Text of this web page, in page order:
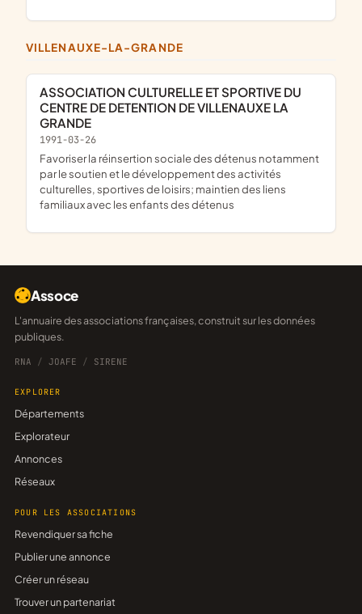
VILLENAUXE-LA-GRANDE
ASSOCIATION CULTURELLE ET SPORTIVE DU
CENTRE DE DETENTION DE VILLENAUXE LA
GRANDE
1991-03-26
favoriser la réinsertion sociale des détenus notamment
par le soutien et le développement des activités
culturelles, sportives de loisirs; maintien des liens
familiaux avec les enfants des détenus
Assoce
L'annuaire des associations françaises, construit sur les données
publiques.
RNA / JOAFE / SIRENE
EXPLORER
Départements
Explorateur
Annonces
Réseaux
POUR LES ASSOCIATIONS
Revendiquer sa fiche
Publier une annonce
Créer un réseau
Trouver un partenariat